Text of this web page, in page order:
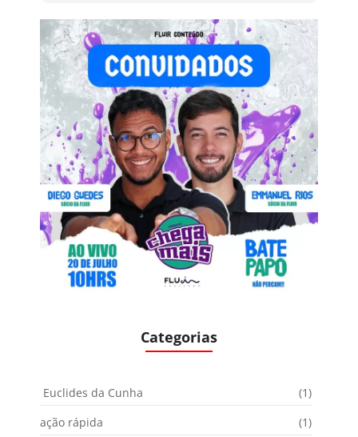
Categorias
Euclides da Cunha
(1)
ação rápida
(1)